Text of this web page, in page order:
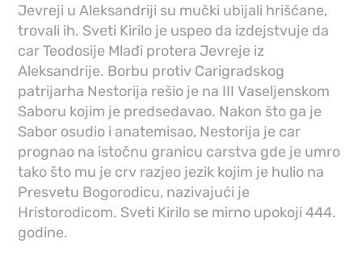
Jevreji u Aleksandriji su mučki ubijali hrišćane,
trovali ih. Sveti Kirilo je uspeo da izdejstvuje da
car Teodosije Mlađi protera Jevreje iz
Aleksandrije. Borbu protiv Carigradskog
patrijarha Nestorija rešio je na III Vaseljenskom
Saboru kojim je predsedavao. Nakon što ga je
Sabor osudio i anatemisao, Nestorija je car
prognao na istočnu granicu carstva gde je umro
tako što mu je crv razjeo jezik kojim je hulio na
Presvetu Bogorodicu, nazivajući je
Hristorodicom. Sveti Kirilo se mirno upokoji 444.
godine.